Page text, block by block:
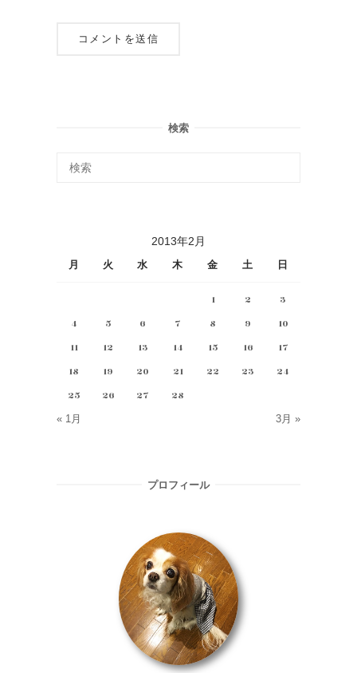
検索
2013年2月
月 火 水 木 金 土 日
1 2
3
4
5 6 7 8 9
10
11
12 13 14 15 16
17
18
19 20 21 22 23
24
25
26 27 28
« 1月 3月 »
プロフィール